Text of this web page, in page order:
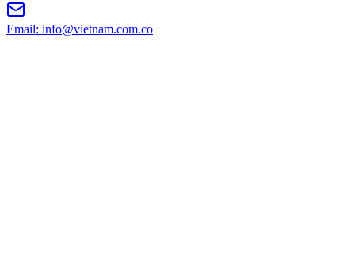
Email: info@vietnam.com.co